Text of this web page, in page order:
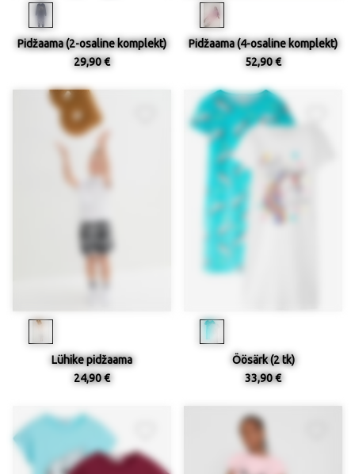
Pidžaama (2-osaline komplekt)
29,90 €
Pidžaama (4-osaline komplekt)
52,90 €
Lühike pidžaama
24,90 €
Öösärk (2 tk)
33,90 €